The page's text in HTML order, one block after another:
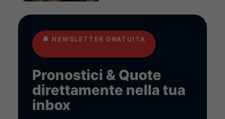
🔔 NEWSLETTER GRATUITA
Pronostici & Quote
direttamente nella tua
inbox